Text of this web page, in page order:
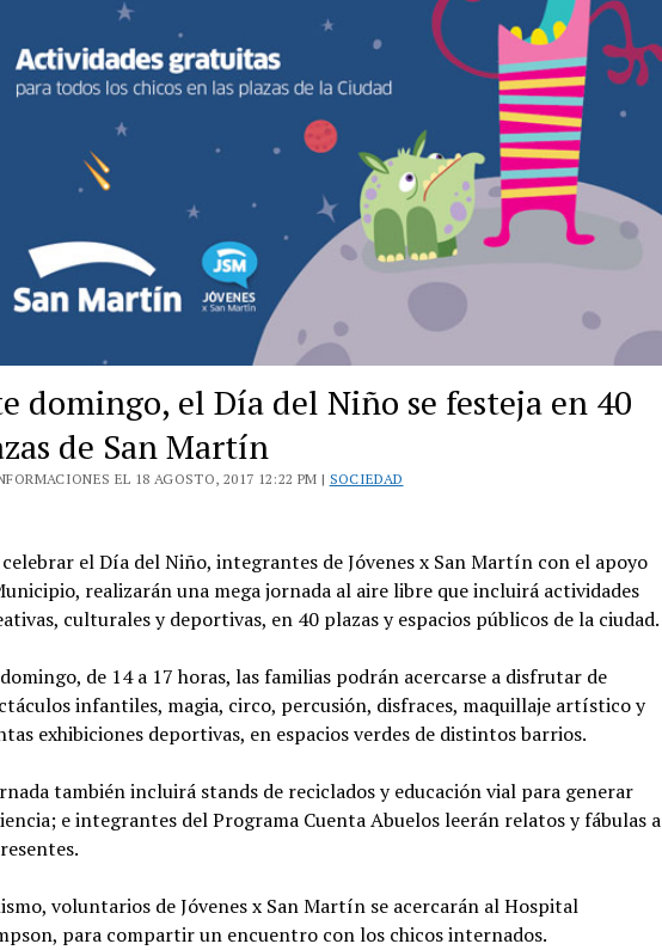
domingo, el Día del Niño se festeja en 40
de San Martín
EL 18 AGOSTO, 2017 12:22 PM | SOCIEDAD
el Día del Niño, integrantes de Jóvenes x San Martín con el apoyo
realizarán una mega jornada al aire libre que incluirá actividades
culturales y deportivas, en 40 plazas y espacios públicos de la ciudad.
de 14 a 17 horas, las familias podrán acercarse a disfrutar de
infantiles, magia, circo, percusión, disfraces, maquillaje artístico y
exhibiciones deportivas, en espacios verdes de distintos barrios.
también incluirá stands de reciclados y educación vial para generar
e integrantes del Programa Cuenta Abuelos leerán relatos y fábulas a
voluntarios de Jóvenes x San Martín se acercarán al Hospital
para compartir un encuentro con los chicos internados.